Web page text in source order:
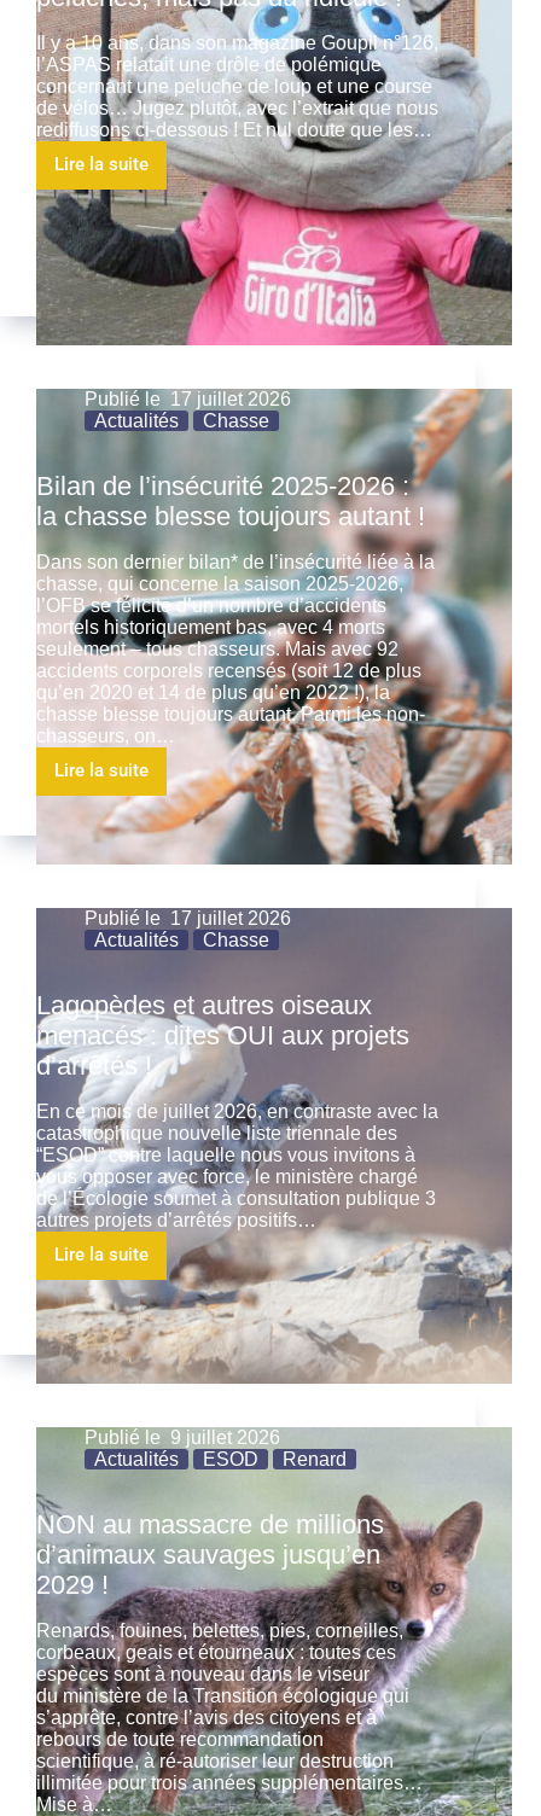
Il y a 10 ans, dans son magazine Goupil n°126,
l’ASPAS relatait une drôle de polémique
concernant une peluche de loup et une course
de vélos… Jugez plutôt, avec l’extrait que nous
rediffusons ci-dessous ! Et nul doute que les…
Lire la suite
Publié le 17 juillet 2026
Actualités
Chasse
Bilan de l’insécurité 2025-2026 :
la chasse blesse toujours autant !
Dans son dernier bilan* de l’insécurité liée à la
chasse, qui concerne la saison 2025-2026,
l’OFB se félicite d’un nombre d’accidents
mortels historiquement bas, avec 4 morts
seulement – tous chasseurs. Mais avec 92
accidents corporels recensés (soit 12 de plus
qu’en 2020 et 14 de plus qu’en 2022 !), la
chasse blesse toujours autant. Parmi les non-
chasseurs, on…
Lire la suite
Publié le 17 juillet 2026
Actualités
Chasse
Lagopèdes et autres oiseaux
menacés : dites OUI aux projets
d’arrêtés !
En ce mois de juillet 2026, en contraste avec la
catastrophique nouvelle liste triennale des
“ESOD” contre laquelle nous vous invitons à
vous opposer avec force, le ministère chargé
de l’Écologie soumet à consultation publique 3
autres projets d’arrêtés positifs…
Lire la suite
Publié le 9 juillet 2026
Actualités
ESOD Renard
NON au massacre de millions
d’animaux sauvages jusqu’en
2029 !
Renards, fouines, belettes, pies, corneilles,
corbeaux, geais et étourneaux : toutes ces
espèces sont à nouveau dans le viseur
du ministère de la Transition écologique qui
s’apprête, contre l’avis des citoyens et à
rebours de toute recommandation
scientifique, à ré-autoriser leur destruction
illimitée pour trois années supplémentaires…
Mise à…